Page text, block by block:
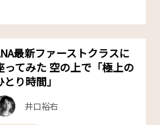
最新ファーストクラスに
ってみた 空の上で「極上の
とり時間」
井口裕右